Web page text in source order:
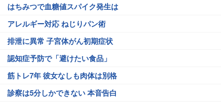
はちみつで血糖値スパイク発生は
アレルギー対応 ねじりパン術
排泄に異常 子宮体がん初期症状
認知症予防で「避けたい食品」
筋トレ7年 彼女なしも肉体は別格
診察は5分しかできない 本音告白